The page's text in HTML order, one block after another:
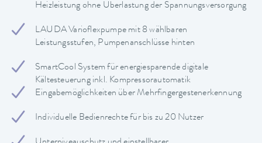
Heizleistung ohne Überlastung der Spannungsversorgung
LAUDA Varioflexpumpe mit 8 wählbaren
Leistungsstufen, Pumpenanschlüsse hinten
SmartCool System für energiesparende digitale
Kältesteuerung inkl. Kompressorautomatik
Eingabemöglichkeiten über Mehrfingergestenerkennung
Individuelle Bedienrechte für bis zu 20 Nutzer